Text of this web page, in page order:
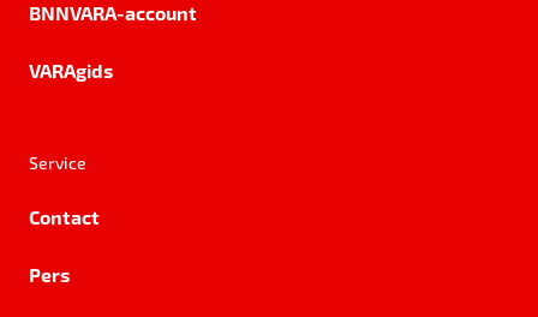
BNNVARA-account
VARAgids
Service
Contact
Pers